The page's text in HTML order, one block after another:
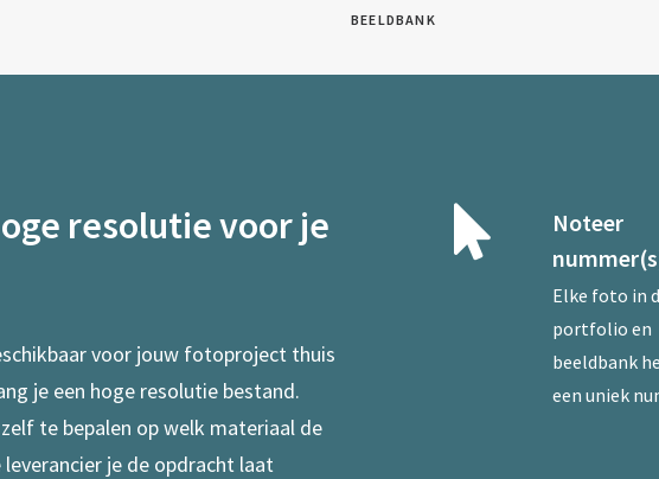
BEELDBANK
resolutie voor je
voor jouw fotoproject thuis
je een hoge resolutie bestand.
te bepalen op welk materiaal de
je de opdracht laat
Noteer
Elke foto in
portfolio en
beeldbank
een uniek